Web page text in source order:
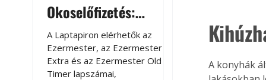
Okoselőfizetés:
Ezermester Extra
A Laptapiron elérhetők az
Ezermester, az Ezermester
Extra és az Ezermester Old
Timer lapszámai,
A Laptapiron
Extra és az
Timer lapszámai,
A konyhák